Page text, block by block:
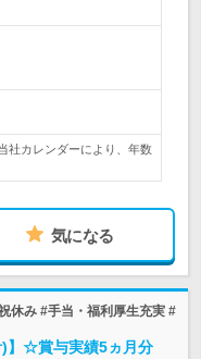
社カレンダーにより、年数
気になる
休み #手当・福利厚生充実 #
)】☆賞与実績5ヵ月分